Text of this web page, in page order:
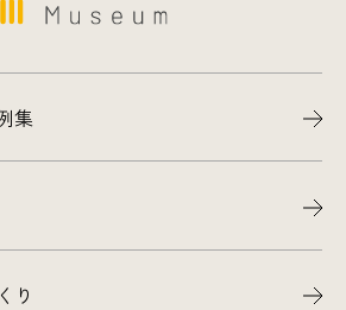
集
り